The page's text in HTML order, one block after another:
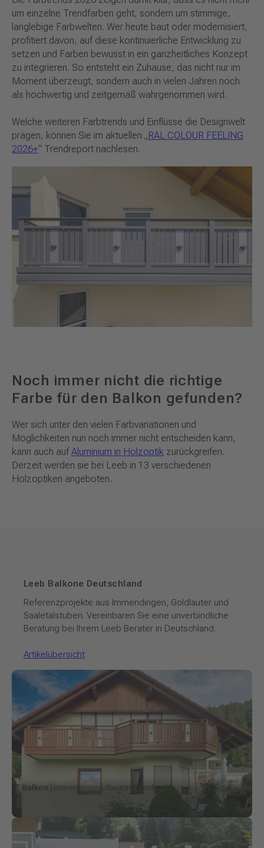
um einzelne Trendfarben geht, sondern um stimmige,
langlebige Farbwelten. Wer heute baut oder modernisiert,
profitiert davon, auf diese kontinuierliche Entwicklung zu
setzen und Farben bewusst in ein ganzheitliches Konzept
zu integrieren. So entsteht ein Zuhause, das nicht nur im
Moment überzeugt, sondern auch in vielen Jahren noch
als hochwertig und zeitgemäß wahrgenommen wird.
Welche weiteren Farbtrends und Einflüsse die Designwelt
prägen, können Sie im aktuellen „RAL COLOUR FEELING
2026+“ Trendreport nachlesen.
Noch immer nicht die richtige
Farbe für den Balkon gefunden?
Wer sich unter den vielen Farbvariationen und
Möglichkeiten nun noch immer nicht entscheiden kann,
kann auch auf Aluminium in Holzoptik zurückgreifen.
Derzeit werden sie bei Leeb in 13 verschiedenen
Holzoptiken angeboten.
Leeb Balkone Deutschland
Referenzprojekte aus Immendingen, Goldlauter und
Saaletalstuben. Vereinbaren Sie eine unverbindliche
Beratung bei Ihrem Leeb Berater in Deutschland.
Artikelübersicht
Balkon | Immendingen, Deutschland